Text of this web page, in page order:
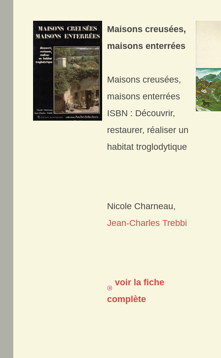
Maisons creusées,
maisons enterrées
Maisons creusées,
maisons enterrées
ISBN : Découvrir,
restaurer, réaliser un
habitat troglodytique
Nicole Charneau,
Jean-Charles Trebbi
voir la fiche
complète